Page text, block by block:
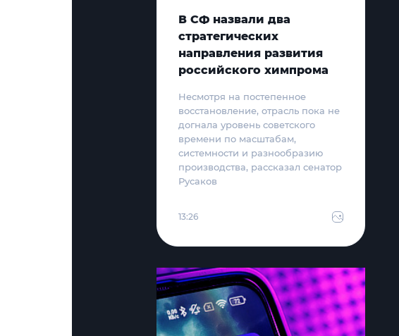
В СФ назвали два
стратегических
направления развития
российского химпрома
Несмотря на постепенное
восстановление, отрасль пока не
догнала уровень советского
времени по масштабам,
системности и разнообразию
производства, рассказал сенатор
Русаков
13:26